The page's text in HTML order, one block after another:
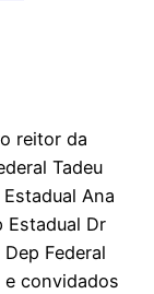
reitor da
Tadeu
Ana
Estadual Dr
Federal
e convidados